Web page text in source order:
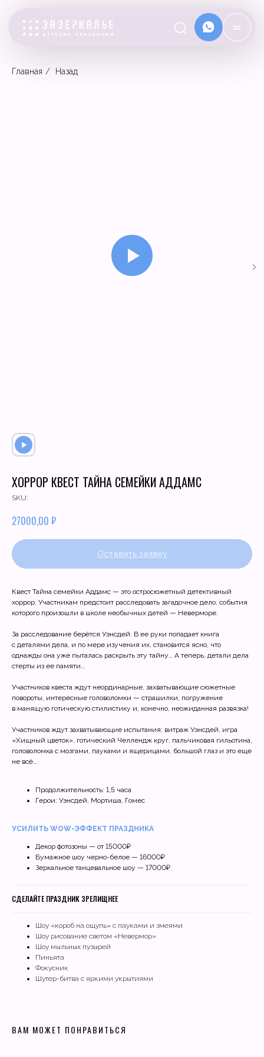
Главная / Назад
ХОРРОР КВЕСТ ТАЙНА СЕМЕЙКИ АДДАМС
SKU:
27000,00 ₽
Оставить заявку
Квест Тайна семейки Аддамс — это остросюжетный детективный
хоррор. Участникам предстоит расследовать загадочное дело, события
которого произошли в школе необычных детей — Неверморе.
За расследование берётся Уэнсдей. В ее руки попадает книга
с деталями дела, и по мере изучения их, становится ясно, что
однажды она уже пыталась раскрыть эту тайну… А теперь, детали дела
стерты из ее памяти…
Участников квеста ждут неординарные, захватывающие сюжетные
повороты, интересные головоломки — страшилки, погружение
в манящую готическую стилистику и, конечно, неожиданная развязка!
Участников ждут захватывающие испытания: витраж Уэнсдей, игра
«Хищный цветок», готический Челлендж круг, пальчиковая гильотина,
головоломка с мозгами, пауками и ящерицами, большой глаз и это еще
не всё…
Продолжительность: 1,5 часа
Герои: Уэнсдей, Мортиша, Гомес
УСИЛИТЬ WOW-ЭФФЕКТ ПРАЗДНИКА
Декор фотозоны — от 15000₽
Бумажное шоу черно-белое — 16000₽
Зеркальное танцевальное шоу — 17000₽
СДЕЛАЙТЕ ПРАЗДНИК ЗРЕЛИЩНЕЕ
Шоу «короб на ощупь» с пауками и змеями
Шоу рисование светом «Невермор»
Шоу мыльных пузырей
Пиньята
Фокусник
Шутер-битва с яркими укрытиями
ВАМ МОЖЕТ ПОНРАВИТЬСЯ